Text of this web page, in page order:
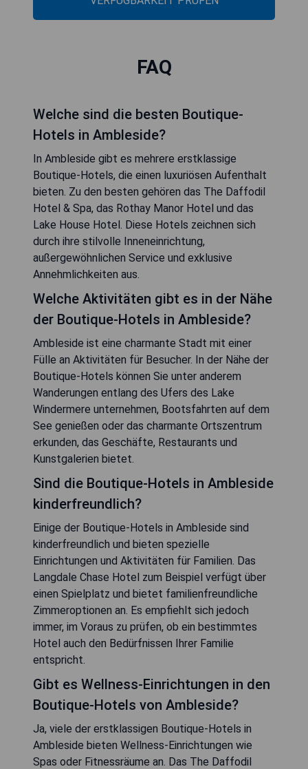
FAQ
Welche sind die besten Boutique-
Hotels in Ambleside?
In Ambleside gibt es mehrere erstklassige
Boutique-Hotels, die einen luxuriösen Aufenthalt
bieten. Zu den besten gehören das The Daffodil
Hotel & Spa, das Rothay Manor Hotel und das
Lake House Hotel. Diese Hotels zeichnen sich
durch ihre stilvolle Inneneinrichtung,
außergewöhnlichen Service und exklusive
Annehmlichkeiten aus.
Welche Aktivitäten gibt es in der Nähe
der Boutique-Hotels in Ambleside?
Ambleside ist eine charmante Stadt mit einer
Fülle an Aktivitäten für Besucher. In der Nähe der
Boutique-Hotels können Sie unter anderem
Wanderungen entlang des Ufers des Lake
Windermere unternehmen, Bootsfahrten auf dem
See genießen oder das charmante Ortszentrum
erkunden, das Geschäfte, Restaurants und
Kunstgalerien bietet.
Sind die Boutique-Hotels in Ambleside
kinderfreundlich?
Einige der Boutique-Hotels in Ambleside sind
kinderfreundlich und bieten spezielle
Einrichtungen und Aktivitäten für Familien. Das
Langdale Chase Hotel zum Beispiel verfügt über
einen Spielplatz und bietet familienfreundliche
Zimmeroptionen an. Es empfiehlt sich jedoch
immer, im Voraus zu prüfen, ob ein bestimmtes
Hotel auch den Bedürfnissen Ihrer Familie
entspricht.
Gibt es Wellness-Einrichtungen in den
Boutique-Hotels von Ambleside?
Ja, viele der erstklassigen Boutique-Hotels in
Ambleside bieten Wellness-Einrichtungen wie
Spas oder Fitnessräume an. Das The Daffodil